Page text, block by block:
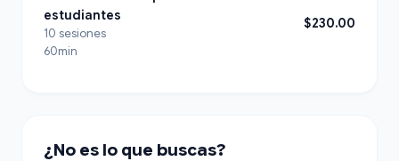
estudiantes
10 sesiones
60min
$230.00
¿No es lo que buscas?